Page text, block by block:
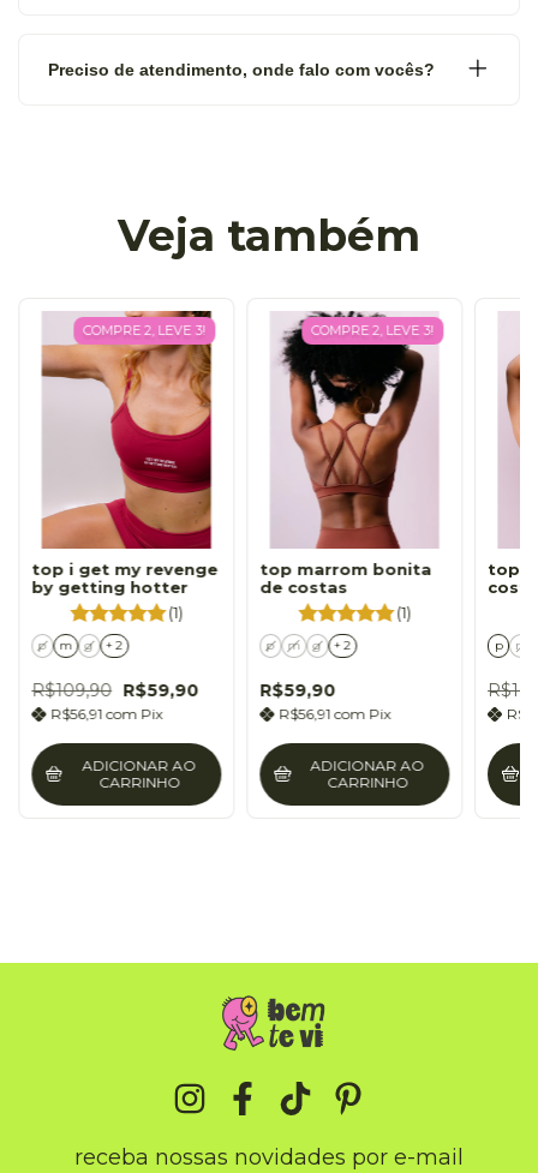
Preciso de atendimento, onde falo com vocês?
Veja também
COMPRE 2, LEVE 3!
top i get my revenge
by getting hotter
(1)
p m g + 2
R$109,90 R$59,90
R$56,91 com Pix
ADICIONAR AO
CARRINHO
COMPRE 2, LEVE 3!
top marrom bonita
de costas
(1)
p m g + 2
R$59,90
R$56,91com Pix
ADICIONAR AO
CARRINHO
top
p m
receba nossas novidades por e-mail